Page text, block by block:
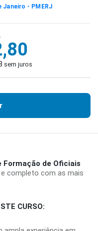
Janeiro - PMERJ
sem juros
Formação de Oficiais
completo com as mais
CURSO: